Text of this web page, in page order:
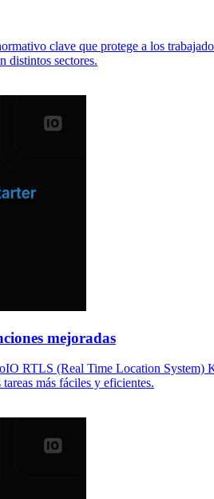
clave que protege a los
distintos sectores.
mejoradas
RTLS (Real Time Location
más fáciles y eficientes.